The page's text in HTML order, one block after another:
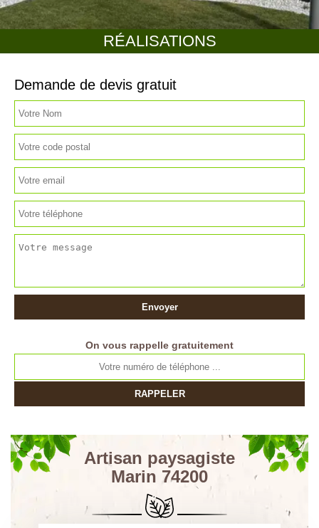
RÉALISATIONS
Demande de devis gratuit
On vous rappelle gratuitement
Artisan paysagiste
Marin 74200